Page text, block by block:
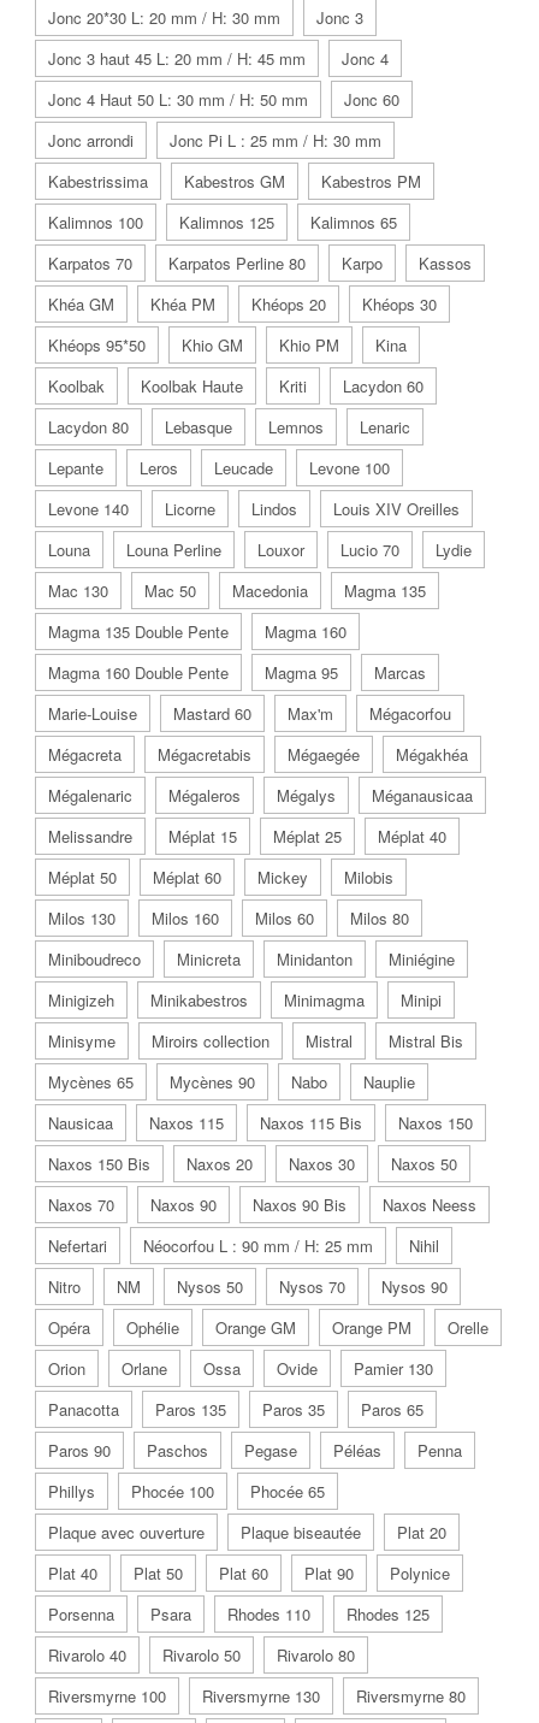
Jonc 20*30 L: 20 mm / H: 30 mm
Jonc 3
Jonc 3 haut 45 L: 20 mm / H: 45 mm
Jonc 4
Jonc 4 Haut 50 L: 30 mm / H: 50 mm
Jonc 60
Jonc arrondi
Jonc Pi L : 25 mm / H: 30 mm
Kabestrissima
Kabestros GM
Kabestros PM
Kalimnos 100
Kalimnos 125
Kalimnos 65
Karpatos 70
Karpatos Perline 80 Karpo
Kassos
Khéa GM
Khéa PM Khéops 20
Khéops 30
Khéops 95*50
Khio GM Khio PM
Kina
Koolbak
Koolbak Haute Kriti
Lacydon 60
Lacydon 80
Lebasque Lemnos
Lenaric
Lepante
Leros Leucade
Levone 100
Levone 140
Licorne Lindos
Louis XIV Oreilles
Louna
Louna Perline Louxor Lucio 70
Lydie
Mac 130
Mac 50 Macedonia
Magma 135
Magma 135 Double Pente
Magma 160
Magma 160 Double Pente
Magma 95
Marcas
Marie-Louise
Mastard 60 Max'm
Mégacorfou
Mégacreta
Mégacretabis Mégaegée
Mégakhéa
Mégalenaric
Mégaleros Mégalys
Méganausicaa
Melissandre
Méplat 15 Méplat 25
Méplat 40
Méplat 50
Méplat 60 Mickey
Milobis
Milos 130
Milos 160 Milos 60
Milos 80
Miniboudreco
Minicreta Minidanton
Miniégine
Minigizeh
Minikabestros Minimagma
Minipi
Minisyme
Miroirs collection Mistral
Mistral Bis
Mycènes 65
Mycènes 90 Nabo
Nauplie
Nausicaa
Naxos 115 Naxos 115 Bis
Naxos 150
Naxos 150 Bis
Naxos 20 Naxos 30
Naxos 50
Naxos 70
Naxos 90 Naxos 90 Bis
Naxos Neess
Nefertari
Néocorfou L : 90 mm / H: 25 mm
Nihil
Nitro
NM Nysos 50 Nysos 70
Nysos 90
Opéra
Ophélie Orange GM Orange PM
Orelle
Orion
Orlane Ossa Ovide
Pamier 130
Panacotta
Paros 135 Paros 35
Paros 65
Paros 90
Paschos Pegase Péléas
Penna
Phillys
Phocée 100
Phocée 65
Plaque avec ouverture
Plaque biseautée
Plat 20
Plat 40
Plat 50 Plat 60 Plat 90
Polynice
Porsenna
Psara Rhodes 110
Rhodes 125
Rivarolo 40
Rivarolo 50
Rivarolo 80
Riversmyrne 100
Riversmyrne 130
Riversmyrne 80